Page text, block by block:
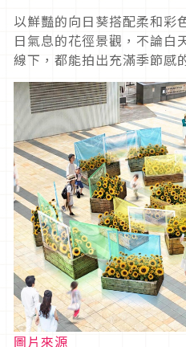
以鮮豔的向日葵搭配柔和彩
日氣息的花徑景觀，不論白
線下，都能拍出充滿季節感
圖片來源